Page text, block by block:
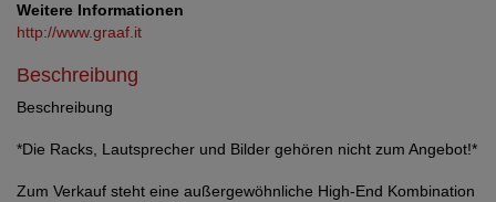
Weitere Informationen
http://www.graaf.it
Beschreibung
Beschreibung
*Die Racks, Lautsprecher und Bilder gehören nicht zum Angebot!*
Zum Verkauf steht eine außergewöhnliche High-End Kombination